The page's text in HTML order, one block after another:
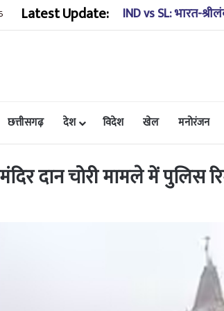
Latest Update: हिमाचल में बड़ा
छत्तीसगढ़ देश विदेश खेल मनोरंजन
दान चोरी मामले में पुलिस